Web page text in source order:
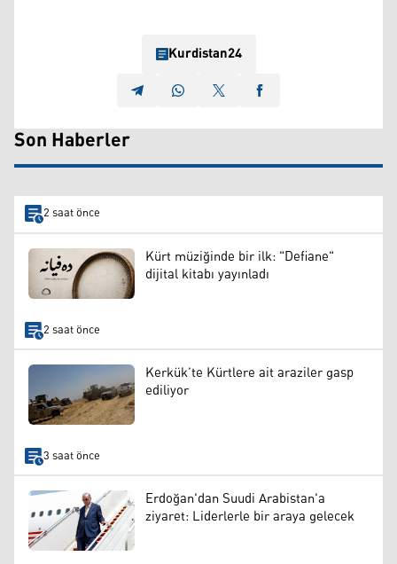
Kurdistan24
Son Haberler
2 saat önce
Kürt müziğinde bir ilk: "Defiane"
dijital kitabı yayınladı
2 saat önce
Kerkük’te Kürtlere ait araziler gasp
ediliyor
3 saat önce
Erdoğan'dan Suudi Arabistan'a
ziyaret: Liderlerle bir araya gelecek